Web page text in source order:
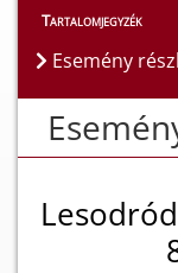
Esemény
Tartalomjegyzék
Esemény